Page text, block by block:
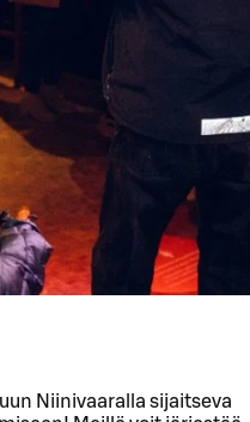
Niinivaaralla sijaitseva